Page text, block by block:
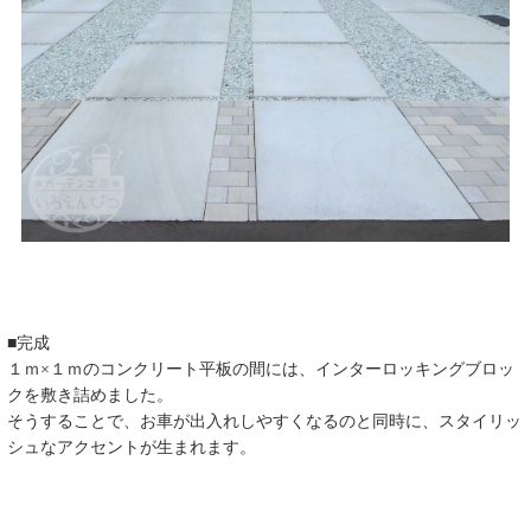
■完成
１ｍ×１ｍのコンクリート平板の間には、インターロッキングブロッ
クを敷き詰めました。
そうすることで、お車が出入れしやすくなるのと同時に、スタイリッ
シュなアクセントが生まれます。